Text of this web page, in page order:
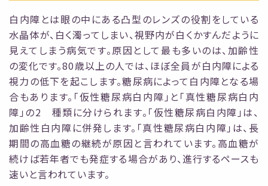
白内障とは眼の中にある凸型のレンズの役割をしている
水晶体が、白く濁ってしまい、視野内が白くかすんだように
見えてしまう病気です。原因として最も多いのは、加齢性
の変化です。80歳以上の人では、ほぼ全員が白内障による
視力の低下を起こします。糖尿病によって白内障となる場
合もあります。「仮性糖尿病白内障」と「真性糖尿病白内
障」の2 種類に分けられます。「仮性糖尿病白内障」は、
加齢性白内障に併発します。「真性糖尿病白内障」は、長
期間の高血糖の継続が原因と言われています。高血糖が
続けば若年者でも発症する場合があり、進行するペースも
速いと言われています。